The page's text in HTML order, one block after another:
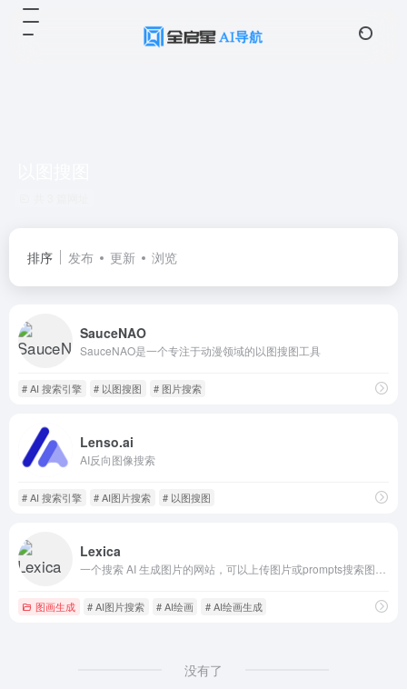
排序 发布 更新 浏览
SauceNAO
SauceNAO是一个专注于动漫领域的以图搜图工具
# AI 搜索引擎 # 以图搜图 # 图片搜索
Lenso.ai
AI反向图像搜索
# AI 搜索引擎 # AI图片搜索 # 以图搜图
Lexica
图画生成 # AI图片搜索 # AI绘画 # AI绘画生成
没有了